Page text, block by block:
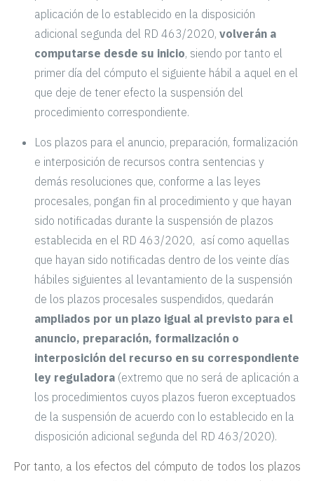
aplicación de lo establecido en la disposición
adicional segunda del RD 463/2020,volverán a
computarse desde su inicio, siendo por tanto el
primer día del cómputo el siguiente hábil a aquel en el
que deje de tener efecto la suspensión del
procedimiento correspondiente.
Los plazos para el anuncio, preparación, formalización
e interposición de recursos contra sentencias y
demás resoluciones que, conforme a las leyes
procesales, pongan fin al procedimiento y que hayan
sido notificadas durante la suspensión de plazos
establecida en el RD 463/2020, así como aquellas
que hayan sido notificadas dentro de los veinte días
hábiles siguientes al levantamiento de la suspensión
de los plazos procesales suspendidos, quedarán
ampliados por un plazo igual al previsto para el
anuncio, preparación, formalización o
interposición del recurso en su correspondiente
ley reguladora (extremo que no será de aplicación a
los procedimientos cuyos plazos fueron exceptuados
de la suspensión de acuerdo con lo establecido en la
disposición adicional segunda del RD 463/2020).
Por tanto, a los efectos del cómputo de todos los plazos